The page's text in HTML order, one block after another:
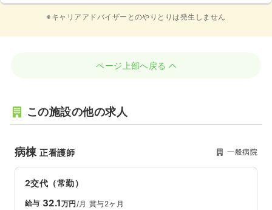
※キャリアアドバイザーとのやりとりは発生しません
ページ上部へ戻る
この施設の他の求人
病棟正看護師 一般病院
2交代（常勤）
給与 32.1万円/月 賞与2ヶ月